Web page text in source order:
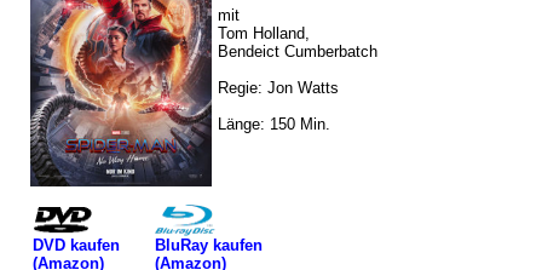
mit
Tom Holland,
Bendeict Cumberbatch
Regie: Jon Watts
Länge: 150 Min.
DVD kaufen
(Amazon)
BluRay kaufen
(Amazon)